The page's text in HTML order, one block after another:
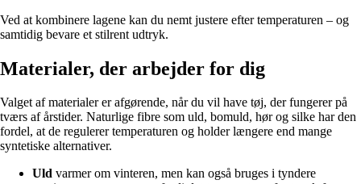
Ved at kombinere lagene kan du nemt justere efter temperaturen – og
samtidig bevare et stilrent udtryk.
Materialer, der arbejder for dig
Valget af materialer er afgørende, når du vil have tøj, der fungerer på
tværs af årstider. Naturlige fibre som uld, bomuld, hør og silke har den
fordel, at de regulerer temperaturen og holder længere end mange
syntetiske alternativer.
Uld varmer om vinteren, men kan også bruges i tyndere